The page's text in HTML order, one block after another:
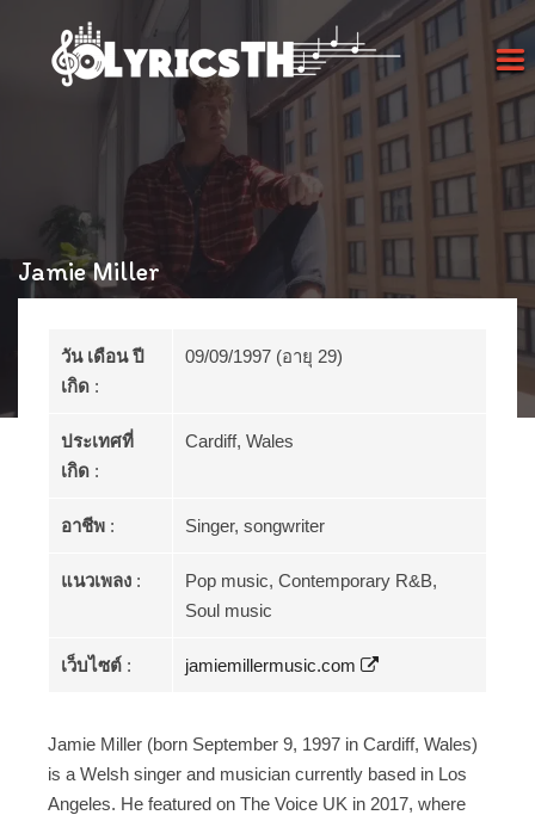
Jamie Miller
วัน เดือน ปี
เกิด :
09/09/1997 (อายุ 29)
ประเทศที่
เกิด :
Cardiff, Wales
อาชีพ : Singer, songwriter
แนวเพลง :
Pop music, Contemporary R&B,
Soul music
เว็บไซต์ : jamiemillermusic.com
Jamie Miller (born September 9, 1997 in Cardiff, Wales)
is a Welsh singer and musician currently based in Los
Angeles. He featured on The Voice UK in 2017, where